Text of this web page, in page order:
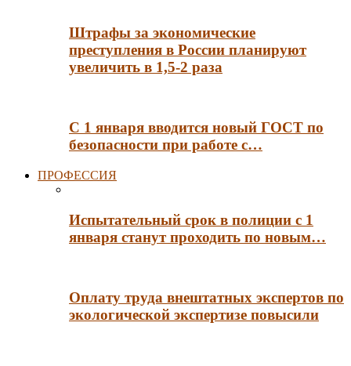
Штрафы за экономические
преступления в России планируют
увеличить в 1,5-2 раза
С 1 января вводится новый ГОСТ по
безопасности при работе с…
ПРОФЕССИЯ
Испытательный срок в полиции с 1
января станут проходить по новым…
Оплату труда внештатных экспертов по
экологической экспертизе повысили